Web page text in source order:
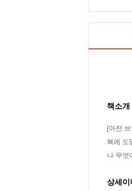
책소개
[아잔
복에 도
나 무엇
상세이